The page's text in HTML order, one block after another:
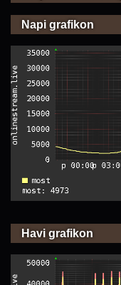
Napi grafikon
Havi grafikon